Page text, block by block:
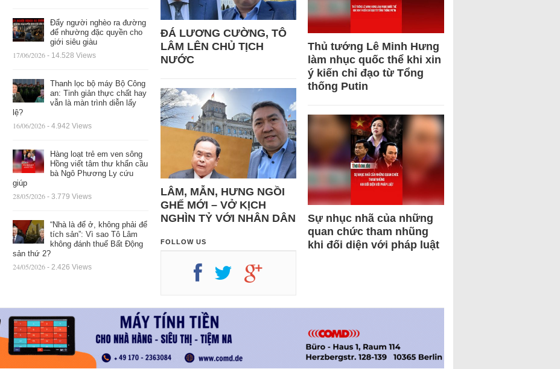
Đẩy người nghèo ra đường
để nhường đặc quyền cho
giới siêu giàu
17/06/2026 - 14.528 Views
Thanh lọc bộ máy Bộ Công
an: Tinh giản thực chất hay
vẫn là màn trình diễn lấy
lệ?
16/06/2026 - 4.942 Views
Hàng loạt trẻ em ven sông
Hồng viết tâm thư khẩn cầu
bà Ngô Phương Ly cứu
giúp
28/05/2026 - 3.779 Views
“Nhà là để ở, không phải để
tích sản”: Vì sao Tô Lâm
không đánh thuế Bất Động
sản thứ 2?
24/05/2026 - 2.426 Views
ĐÁ LƯƠNG CƯỜNG, TÔ
LÂM LÊN CHỦ TỊCH
NƯỚC
LÂM, MẪN, HƯNG NGỒI
GHẾ MỚI – VỞ KỊCH
NGHÌN TỶ VỚI NHÂN DÂN
FOLLOW US
Thủ tướng Lê Minh Hưng
làm nhục quốc thể khi xin
ý kiến chỉ đạo từ Tổng
thống Putin
Sự nhục nhã của những
quan chức tham nhũng
khi đối diện với pháp luật